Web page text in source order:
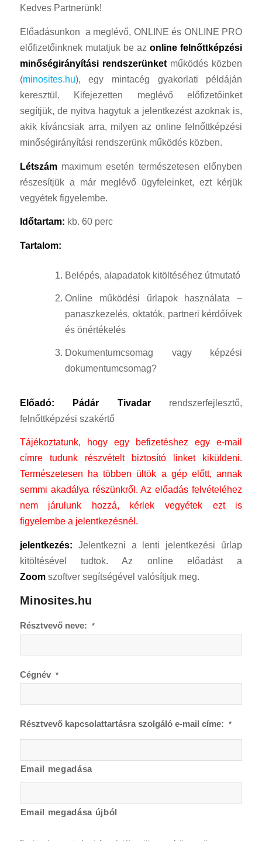
Kedves Partnerünk!
Előadásunkon a meglévő, ONLINE és ONLINE PRO
előfizetőinknek mutatjuk be azonline felnőttképzési
minőségirányítási rendszerünketműködés közben
(minosites.hu), egy mintacég gyakorlati példáján
keresztül. Kifejezetten meglévő előfizetőinket
segítjük, de nyitva hagytuk a jelentkezést azoknak is,
akik kíváncsiak arra, milyen az online felnőttképzési
minőségirányítási rendszerünk működés közben.
Létszámmaximum esetén természetesen előnyben
részesítjük a már meglévő ügyfeleinket, ezt kérjük
vegyétek figyelembe.
Időtartam: kb. 60 perc
Tartalom:
Belépés, alapadatok kitöltéséhez útmutató
Online működési űrlapok használata –
panaszkezelés, oktatók, partneri kérdőívek
és önértékelés
Dokumentumcsomag vagy képzési
dokumentumcsomag?
Előadó: Pádár Tivadar rendszerfejlesztő,
felnőttképzési szakértő
Tájékoztatunk, hogy egy befizetéshez egy e-mail
címre tudunk részvételt biztosító linket kiküldeni.
Természetesen ha többen ültök a gép előtt, annak
semmi akadálya részünkről.Az előadás felvételéhez
nem járulunk hozzá, kérlek vegyétek ezt is
figyelembe a jelentkezésnél.
jelentkezés: Jelentkezni a lenti jelentkezési űrlap
kitöltésével tudtok. Az online előadást a
Zoomszoftver segítségével valósítjuk meg.
Minosites.hu
Résztvevő neve: *
Cégnév *
Résztvevő kapcsolattartásra szolgáló e-mail címe: *
Email megadása
Email megadása újból